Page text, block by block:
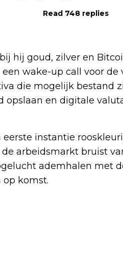
Read 748 replies
hij goud, zilver en
wake-up call voor
die mogelijk bestand
opslaan en digitale
instantie
arbeidsmarkt bruist
ademhalen met
op komst.